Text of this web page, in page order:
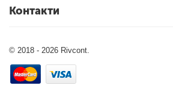
Контакти
© 2018 - 2026 Rivcont.